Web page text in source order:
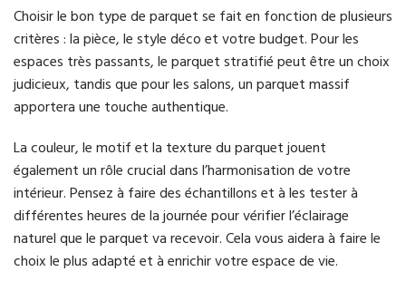
Choisir le bon type de parquet se fait en fonction de plusieurs
critères : la pièce, le style déco et votre budget. Pour les
espaces très passants, le parquet stratifié peut être un choix
judicieux, tandis que pour les salons, un parquet massif
apportera une touche authentique.
La couleur, le motif et la texture du parquet jouent
également un rôle crucial dans l’harmonisation de votre
intérieur. Pensez à faire des échantillons et à les tester à
différentes heures de la journée pour vérifier l’éclairage
naturel que le parquet va recevoir. Cela vous aidera à faire le
choix le plus adapté et à enrichir votre espace de vie.